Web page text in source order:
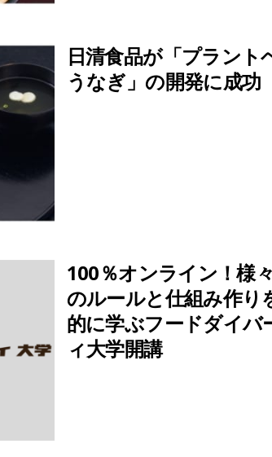
日清食品が「プラント
うなぎ」の開発に成功
100％オンライン！様
のルールと仕組み作り
的に学ぶフードダイバ
ィ大学開講